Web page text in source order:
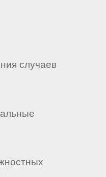
случаев